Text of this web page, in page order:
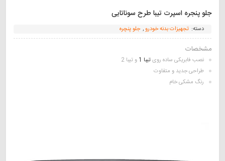
جلو پنجره اسپرت تیبا طرح سوناتایی
دسته: تجهیزات بدنه خودرو, جلو پنچره
مشخصات
نصب فابریکی ساده رویتیبا 1
و تیبا 2
طراحی جدید و متفاوت
رنگ مشکی خام